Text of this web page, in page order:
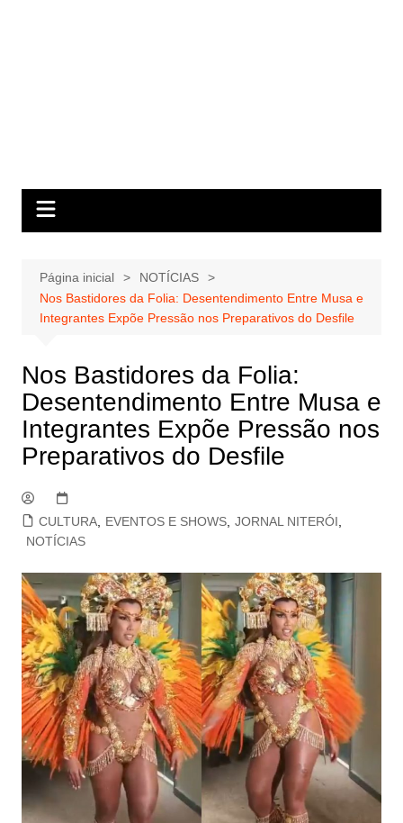
Página inicial
NOTÍCIAS
Nos Bastidores da Folia: Desentendimento Entre Musa e
Integrantes Expõe Pressão nos Preparativos do Desfile
Nos Bastidores da Folia:
Desentendimento Entre Musa e
Integrantes Expõe Pressão nos
Preparativos do Desfile
CULTURA, EVENTOS E SHOWS, JORNAL NITERÓI
NOTÍCIAS